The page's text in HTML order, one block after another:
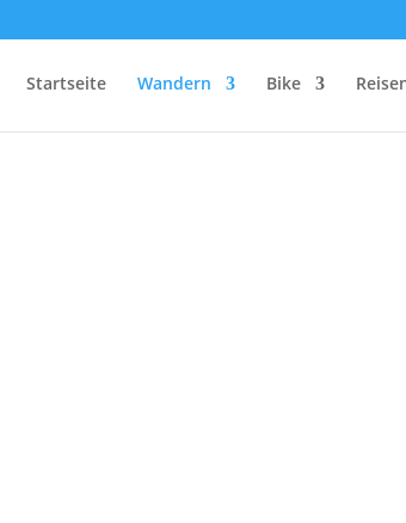
Startseite Wandern Bike